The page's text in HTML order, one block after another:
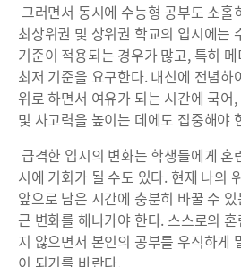
그러면서 동시에 수능형 공부도 소홀
최상위권 및 상위권 학교의 입시에는
기준이 적용되는 경우가 많고, 특히
최저 기준을 요구한다. 내신에 전념하
위로 하면서 여유가 되는 시간에 국어
및 사고력을 높이는 데에도 집중해야
급격한 입시의 변화는 학생들에게 혼
시에 기회가 될 수도 있다. 현재 나의
앞으로 남은 시간에 충분히 바꿀 수
근 변화를 해나가야 한다. 스스로의
지 않으면서 본인의 공부를 우직하게
이 되기를 바란다.